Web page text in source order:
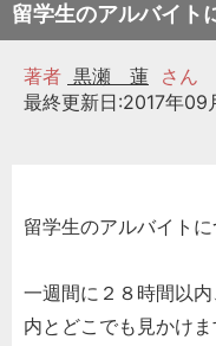
留学生のアルバイト
著者 黒瀬 蓮 さん
最終更新日:2017年09
留学生のアルバイトに
一週間に２８時間以
内とどこでも見かけ